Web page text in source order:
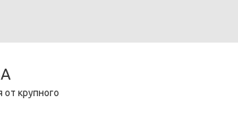
крупного